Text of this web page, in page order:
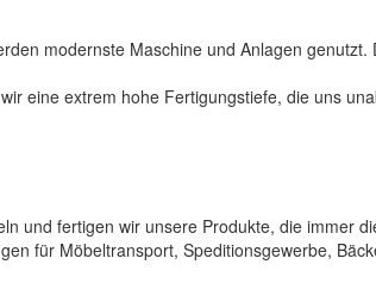
modernste Maschine und Anlagen
eine extrem hohe Fertigungstiefe, die uns
und fertigen wir unsere Produkte, die immer
für Möbeltransport, Speditionsgewerbe,